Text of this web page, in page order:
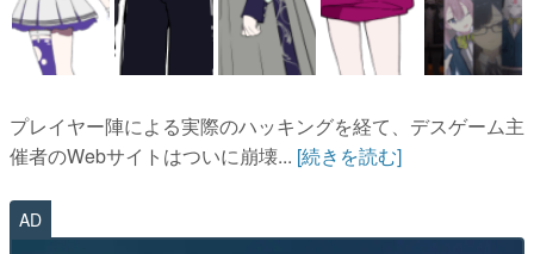
プレイヤー陣による実際のハッキングを経て、デスゲーム主
催者のWebサイトはついに崩壊... [続きを読む]
AD